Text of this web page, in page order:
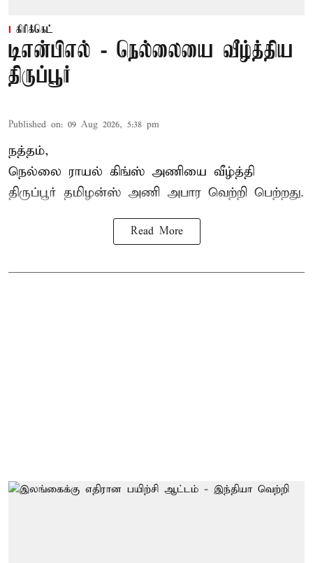
கிரிக்கெட்
டிஎன்பிஎல் - நெல்லையை வீழ்த்திய
திருப்பூர்
Published on: 09 Aug 2026, 5:38 pm
நத்தம்,
நெல்லை ராயல் கிங்ஸ் அணியை வீழ்த்தி
திருப்பூர் தமிழன்ஸ் அணி அபார வெற்றி பெற்றது.
Read More